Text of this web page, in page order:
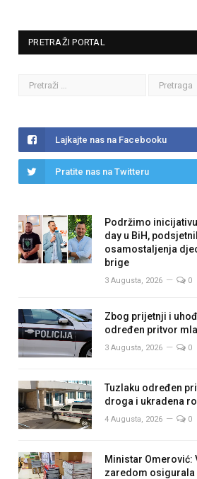
PRETRAŽI PORTAL
Lajkajte nas na Facebooku
Pratite nas na Twitteru
Podržimo
day u BiH,
osamostaljenja
brige
3 Augusta, 2026 0
Zbog prijetnji i
određen pritvor
3 Augusta, 2026 0
Tuzlaku određen
droga i ukradena
4 Augusta, 2026 0
Ministar Omerović:
zaredom osigurala